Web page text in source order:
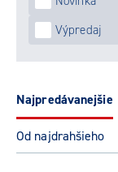
Výpredaj
najpredávanejšie
od najdrahšieho